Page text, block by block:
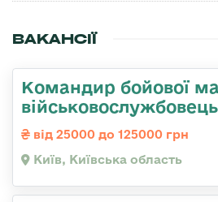
ВАКАНСІЇ
Командиp бойової
військовослужбовець
від 25000 до 125000 грн
Київ, Київська область